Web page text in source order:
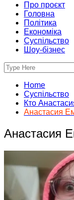
Про проєкт
Головна
Політика
Економіка
Суспільство
Шоу-бізнес
Home
Суспільство
Кто
Анастасия
Анастасия